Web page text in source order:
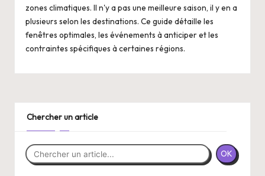
zones climatiques. Il n'y a pas une meilleure saison, il y en a
plusieurs selon les destinations. Ce guide détaille les
fenêtres optimales, les événements à anticiper et les
contraintes spécifiques à certaines régions.
Chercher un article
OK